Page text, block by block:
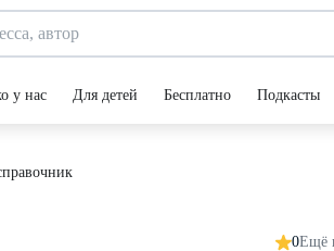
у нас Для детей Бесплатно Подкасты
0Ещё